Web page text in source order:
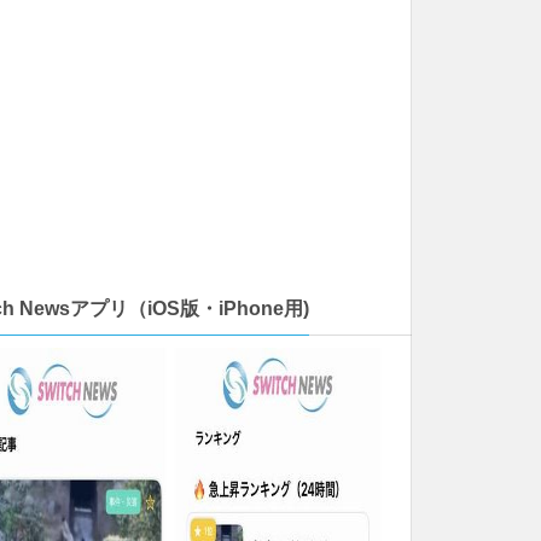
Newsアプリ（iOS版・iPhone用)